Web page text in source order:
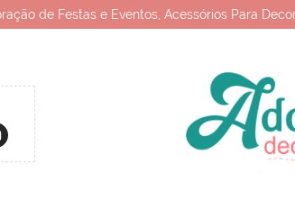
de Festas e Eventos, Acessórios Para